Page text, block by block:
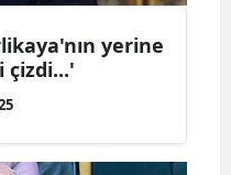
yerine
çizdi...'